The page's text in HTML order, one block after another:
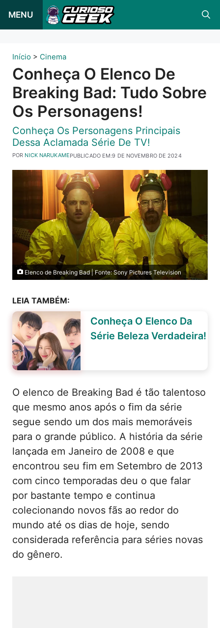
para
conteúdo
MENU
Início > Cinema
Conheça O Elenco De
Breaking Bad: Tudo Sobre
Os Personagens!
Conheça Os Personagens Principais
Dessa Aclamada Série De TV!
PUBLICADO EM:9 DE NOVEMBRO DE 2024
POR NICK NARUKAME
Elenco de Breaking Bad | Fonte: Sony Pictures Television
LEIA TAMBÉM:
Conheça O Elenco Da
Série Beleza Verdadeira!
O elenco de Breaking Bad é tão talentoso
que mesmo anos após o fim da série
segue sendo um dos mais memoráveis
para o grande público. A história da série
lançada em Janeiro de 2008 e que
encontrou seu fim em Setembro de 2013
com cinco temporadas deu o que falar
por bastante tempo e continua
colecionando novos fãs ao redor do
mundo até os dias de hoje, sendo
considerada referência para séries novas
do gênero.